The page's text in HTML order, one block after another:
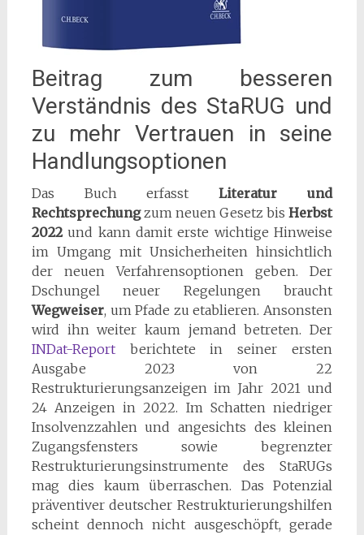
Beitrag zum besseren
Verständnis des StaRUG und
zu mehr Vertrauen in seine
Handlungsoptionen
Das Buch erfasstLiteratur und
Rechtsprechungzum neuen Gesetz bisHerbst
2022und kann damit erste wichtige Hinweise
im Umgang mit Unsicherheiten hinsichtlich
der neuen Verfahrensoptionen geben. Der
Dschungel neuer Regelungen braucht
Wegweiser, um Pfade zu etablieren. Ansonsten
wird ihn weiter kaum jemand betreten. Der
INDat-Reportberichtete in seiner ersten
Ausgabe 2023 von 22
Restrukturierungsanzeigen im Jahr 2021 und
24 Anzeigen in 2022. Im Schatten niedriger
Insolvenzzahlen und angesichts des kleinen
Zugangsfensters sowie begrenzter
Restrukturierungsinstrumente des StaRUGs
mag dies kaum überraschen. Das Potenzial
präventiver deutscher Restrukturierungshilfen
scheint dennoch nicht ausgeschöpft, gerade